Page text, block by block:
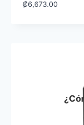
₡6,673.00